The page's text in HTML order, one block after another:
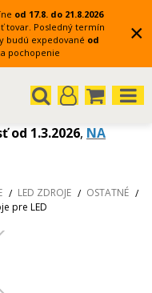
od 17.8. do 21.8.2026
tovar. Posledný termín
budú expedované od
pochopenie
×
od 1.3.2026, NA
LED ZDROJE
OSTATNÉ
pre LED